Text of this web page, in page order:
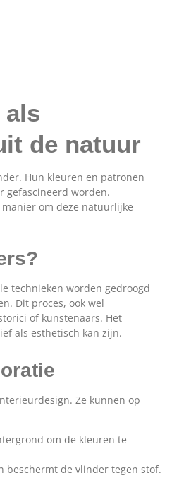
als
de natuur
Hun kleuren en patronen
gefascineerd worden.
om deze natuurlijke
technieken worden gedroogd
Dit proces, ook wel
of kunstenaars. Het
als esthetisch kan zijn.
Ze kunnen op
om de kleuren te
beschermt de vlinder tegen stof.